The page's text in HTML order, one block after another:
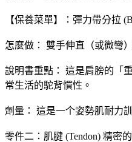
【保養菜單】：彈力帶分拉
怎麼做： 雙手伸直（或微彎
說明書重點： 這是肩膀的「
常生活的駝背慣性。
劑量： 這是一个姿勢肌耐力
零件二：肌腱 (Tendon) 精密